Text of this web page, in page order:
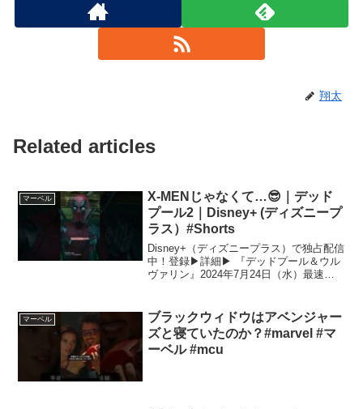
翔太
Related articles
マーベル
X-MENじゃなくて…😎｜デッド
プール2｜Disney+ (ディズニープ
ラス）#Shorts
Disney+（ディズニープラス）で独占配信
中！登録▶︎詳細▶︎ 『デッドプール＆ウル
ヴァリン』2024年7月24日（水）最速公
く異なる個性の“混ぜる...
マーベル
ブラックウィドウはアベンジャー
ズと寝ていたのか？#marvel #マ
ーベル #mcu